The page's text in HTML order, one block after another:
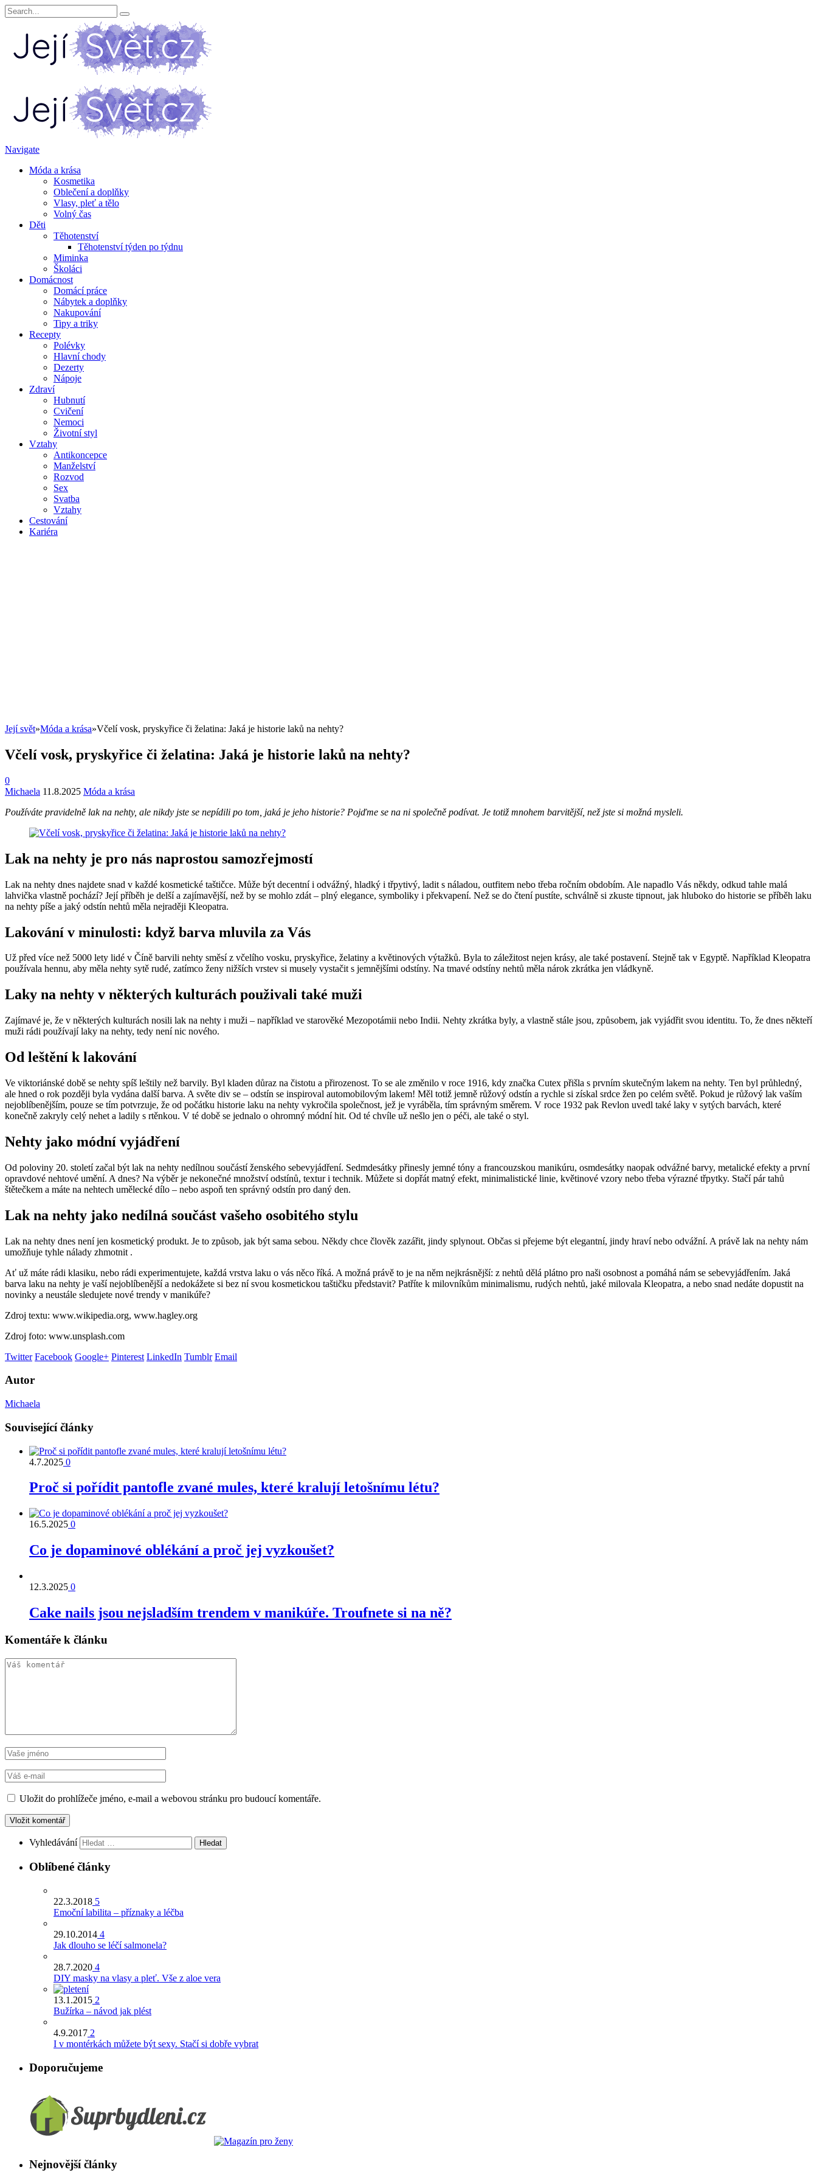
Navigate
Móda a krása
Kosmetika
Oblečení a doplňky
Vlasy, pleť a tělo
Volný čas
Děti
Těhotenství
Těhotenství týden po týdnu
Miminka
Školáci
Domácnost
Domácí práce
Nábytek a doplňky
Nakupování
Tipy a triky
Recepty
Polévky
Hlavní chody
Dezerty
Nápoje
Zdraví
Hubnutí
Cvičení
Nemoci
Životní styl
Vztahy
Antikoncepce
Manželství
Rozvod
Sex
Svatba
Vztahy
Cestování
Kariéra
Její svět»Móda a krása»Včelí vosk, pryskyřice či želatina: Jaká je historie laků na nehty?
Včelí vosk, pryskyřice či želatina: Jaká je historie laků na nehty?
0
Michaela 11.8.2025 Móda a krása
Používáte pravidelně lak na nehty, ale nikdy jste se nepídili po tom, jaká je jeho historie? Pojďme se na ni společně podívat. Je totiž mnohem barvitější, než jste si možná mysleli.
Lak na nehty je pro nás naprostou samozřejmostí
Lak na nehty dnes najdete snad v každé kosmetické taštičce. Může být decentní i odvážný, hladký i třpytivý, ladit s náladou, outfitem nebo třeba ročním obdobím. Ale napadlo Vás někdy, odkud tahle malá
lahvička vlastně pochází? Její příběh je delší a zajímavější, než by se mohlo zdát – plný elegance, symboliky i překvapení. Než se do čtení pustíte, schválně si zkuste tipnout, jak hluboko do historie se příběh laku
na nehty píše a jaký odstín nehtů měla nejraději Kleopatra.
Lakování v minulosti: když barva mluvila za Vás
Už před více než 5000 lety lidé v Číně barvili nehty směsí z včelího vosku, pryskyřice, želatiny a květinových výtažků. Byla to záležitost nejen krásy, ale také postavení. Stejně tak v Egyptě. Například Kleopatra
používala hennu, aby měla nehty sytě rudé, zatímco ženy nižších vrstev si musely vystačit s jemnějšími odstíny. Na tmavé odstíny nehtů měla nárok zkrátka jen vládkyně.
Laky na nehty v některých kulturách použivali také muži
Zajímavé je, že v některých kulturách nosili lak na nehty i muži – například ve starověké Mezopotámii nebo Indii. Nehty zkrátka byly, a vlastně stále jsou, způsobem, jak vyjádřit svou identitu. To, že dnes někteří
muži rádi používají laky na nehty, tedy není nic nového.
Od leštění k lakování
Ve viktoriánské době se nehty spíš leštily než barvily. Byl kladen důraz na čistotu a přirozenost. To se ale změnilo v roce 1916, kdy značka Cutex přišla s prvním skutečným lakem na nehty. Ten byl průhledný,
ale hned o rok později byla vydána další barva. A světe div se – odstín se inspiroval automobilovým lakem! Měl totiž jemně růžový odstín a rychle si získal srdce žen po celém světě. Pokud je růžový lak vaším
nejoblíbenějším, pouze se tím potvrzuje, že od počátku historie laku na nehty vykročila společnost, jež je vyráběla, tím správným směrem. V roce 1932 pak Revlon uvedl také laky v sytých barvách, které
konečně zakryly celý nehet a ladily s rtěnkou. V té době se jednalo o ohromný módní hit. Od té chvíle už nešlo jen o péči, ale také o styl.
Nehty jako módní vyjádření
Od poloviny 20. století začal být lak na nehty nedílnou součástí ženského sebevyjádření. Sedmdesátky přinesly jemné tóny a francouzskou manikúru, osmdesátky naopak odvážné barvy, metalické efekty a první
opravdové nehtové umění. A dnes? Na výběr je nekonečné množství odstínů, textur i technik. Můžete si dopřát matný efekt, minimalistické linie, květinové vzory nebo třeba výrazné třpytky. Stačí pár tahů
štětečkem a máte na nehtech umělecké dílo – nebo aspoň ten správný odstín pro daný den.
Lak na nehty jako nedílná součást vašeho osobitého stylu
Lak na nehty dnes není jen kosmetický produkt. Je to způsob, jak být sama sebou. Někdy chce člověk zazářit, jindy splynout. Občas si přejeme být elegantní, jindy hraví nebo odvážní. A právě lak na nehty nám
umožňuje tyhle nálady zhmotnit .
Ať už máte rádi klasiku, nebo rádi experimentujete, každá vrstva laku o vás něco říká. A možná právě to je na něm nejkrásnější: z nehtů dělá plátno pro naši osobnost a pomáhá nám se sebevyjádřením. Jaká
barva laku na nehty je vaší nejoblíbenější a nedokážete si bez ní svou kosmetickou taštičku představit? Patříte k milovníkům minimalismu, rudých nehtů, jaké milovala Kleopatra, a nebo snad nedáte dopustit na
novinky a neustále sledujete nové trendy v manikúře?
Zdroj textu: www.wikipedia.org, www.hagley.org
Zdroj foto: www.unsplash.com
Twitter Facebook Google+ Pinterest LinkedIn Tumblr Email
Autor
Michaela
Související články
4.7.2025 0
Proč si pořídit pantofle zvané mules, které kralují letošnímu létu?
16.5.2025 0
Co je dopaminové oblékání a proč jej vyzkoušet?
12.3.2025 0
Cake nails jsou nejsladším trendem v manikúře. Troufnete si na ně?
Komentáře k článku
Uložit do prohlížeče jméno, e-mail a webovou stránku pro budoucí komentáře.
Vyhledávání
Oblíbené články
22.3.2018 5
Emoční labilita – příznaky a léčba
29.10.2014 4
Jak dlouho se léčí salmonela?
28.7.2020 4
DIY masky na vlasy a pleť. Vše z aloe vera
13.1.2015 2
Bužírka – návod jak plést
4.9.2017 2
I v montérkách můžete být sexy. Stačí si dobře vybrat
Doporučujeme
Nejnovější články